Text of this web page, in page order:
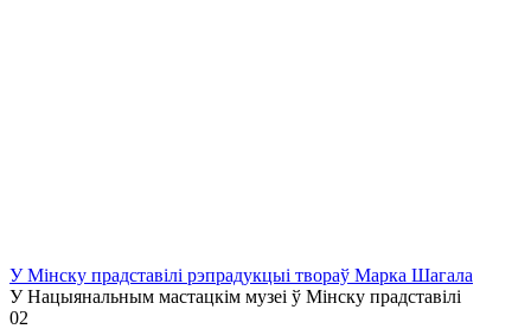
У Мінску прадставілі рэпрадукцыі твораў Марка Шагала
У Нацыянальным мастацкім музеі ў Мінску прадставілі
02